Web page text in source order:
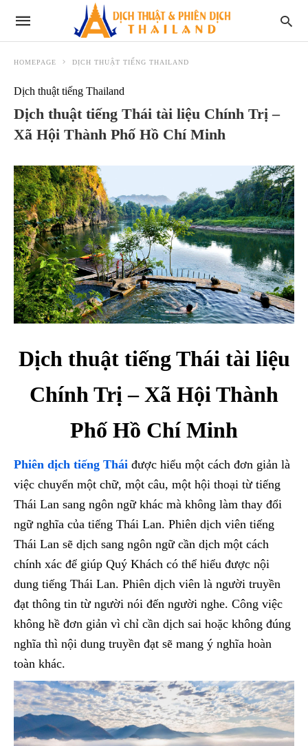
HOMEPAGE DỊCH THUẬT TIẾNG THAILAND
Dịch thuật tiếng Thailand
Dịch thuật tiếng Thái tài liệu Chính Trị –
Xã Hội Thành Phố Hồ Chí Minh
Dịch thuật tiếng Thái tài liệu
Chính Trị – Xã Hội Thành
Phố Hồ Chí Minh
Phiên dịch tiếng Thái được hiểu một cách đơn giản là
việc chuyển một chữ, một câu, một hội thoại từ tiếng
Thái Lan sang ngôn ngữ khác mà không làm thay đổi
ngữ nghĩa của tiếng Thái Lan. Phiên dịch viên tiếng
Thái Lan sẽ dịch sang ngôn ngữ cần dịch một cách
chính xác để giúp Quý Khách có thể hiểu được nội
dung tiếng Thái Lan. Phiên dịch viên là người truyền
đạt thông tin từ người nói đến người nghe. Công việc
không hề đơn giản vì chỉ cần dịch sai hoặc không đúng
nghĩa thì nội dung truyền đạt sẽ mang ý nghĩa hoàn
toàn khác.